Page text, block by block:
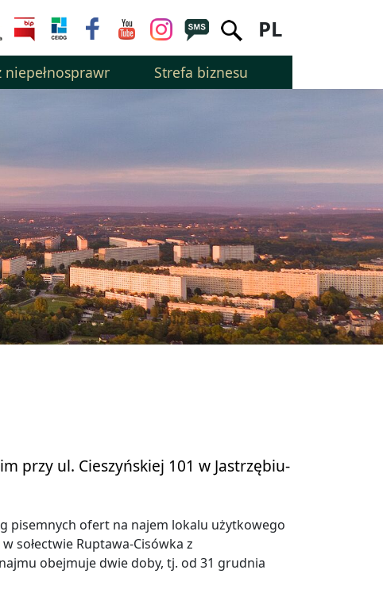
PL
Strefa biznesu
przy ul. Cieszyńskiej 101 w Jastrzębiu-
pisemnych ofert na najem lokalu użytkowego
sołectwie Ruptawa-Cisówka z
obejmuje dwie doby, tj. od 31 grudnia